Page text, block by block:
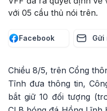
với 05 cầu thủ nói trên.
Facebook Gửi
Chiều 8/5, trên Cổng
Tĩnh đưa thông tin,
bắt giữ 10 đối tượng